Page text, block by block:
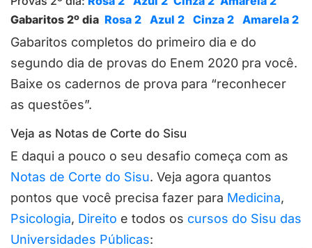
Gabaritos 2º dia Rosa 2 Azul 2 Cinza 2 Amarela 2
Gabaritos completos do primeiro dia e do
segundo dia de provas do Enem 2020 pra você.
Baixe os cadernos de prova para “reconhecer
as questões”.
Veja as Notas de Corte do Sisu
E daqui a pouco o seu desafio começa com as
Notas de Corte do Sisu. Veja agora quantos
pontos que você precisa fazer para Medicina,
Psicologia, Direito e todos os cursos do Sisu das
Universidades Públicas: